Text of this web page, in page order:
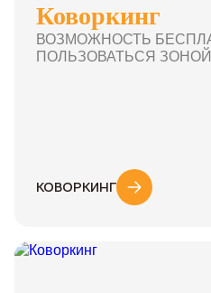
Коворкинг
ВОЗМОЖНОСТЬ
ПОЛЬЗОВАТЬСЯ
КОВОРКИНГ